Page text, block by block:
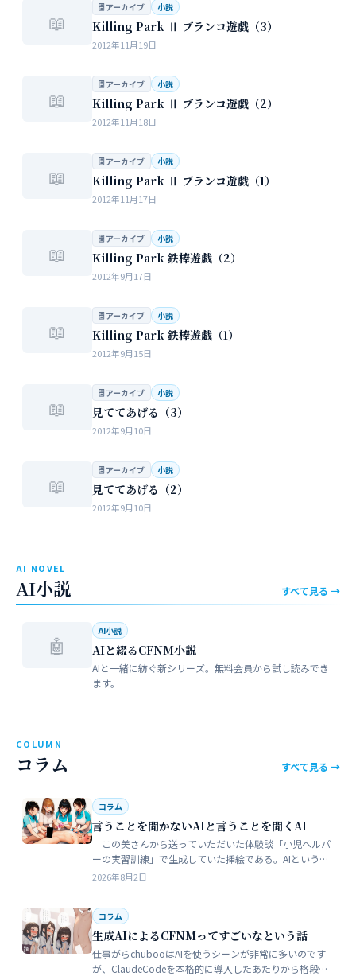
📖
🗄 アーカイブ 小説
Killing Park Ⅱ ブランコ遊戯（3）
2012年11月19日
📖
🗄 アーカイブ 小説
Killing Park Ⅱ ブランコ遊戯（2）
2012年11月18日
📖
🗄 アーカイブ 小説
Killing Park Ⅱ ブランコ遊戯（1）
2012年11月17日
📖
🗄 アーカイブ 小説
Killing Park 鉄棒遊戯（2）
2012年9月17日
📖
🗄 アーカイブ 小説
Killing Park 鉄棒遊戯（1）
2012年9月15日
📖
🗄 アーカイブ 小説
見ててあげる（3）
2012年9月10日
📖
🗄 アーカイブ 小説
見ててあげる（2）
2012年9月10日
AI NOVEL
AI小説 すべて見る →
🤖
AI小説
AIと綴るCFNM小説
AIと一緒に紡ぐ新シリーズ。無料会員から試し読みでき
ます。
COLUMN
コラム すべて見る →
コラム
言うことを聞かないAIと言うことを聞くAI
この美さんから送っていただいた体験談「小児ヘルパ
ーの実習訓練」で生成していた挿絵である。AIというの
は、どうしても細部が苦手でトークンを積まずにやれる
2026年8月2日
コラム
生成AIによるCFNMってすごいなという話
仕事がらchubooはAIを使うシーンが非常に多いのです
が、ClaudeCodeを本格的に導入したあたりから格段に